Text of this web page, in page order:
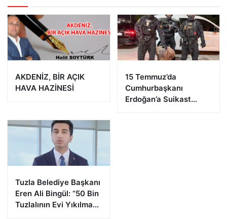
AKDENİZ, BİR AÇIK
HAVA HAZİNESİ
15 Temmuz’da
Cumhurbaşkanı
Erdoğan’a Suikast
Tuzla Belediye Başkanı
Eren Ali Bingül: “50 Bin
Tuzlalının Evi Yıkılma